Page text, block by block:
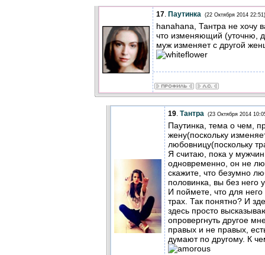
17. Паутинка (22 Октября 2014 22:51)
hanahana, Тантра не хочу
что изменяющий (уточню,
муж изменяет с другой
19. Тантра (23 Октября 2014
Паутинка, тема о чем,
жену(поскольку
любовницу(поскольку
Я считаю, пока у
одновременно, он не
скажите, что безумно
половинка, вы без него
И поймете, что для
трах. Так понятно? И
здесь просто
опровергнуть другое
правых и не правых,
думают по другому. К